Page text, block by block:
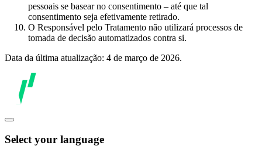
pessoais se basear no consentimento – até que tal
consentimento seja efetivamente retirado.
O Responsável pelo Tratamento não utilizará processos de
tomada de decisão automatizados contra si.
Data da última atualização: 4 de março de 2026.
Select your language